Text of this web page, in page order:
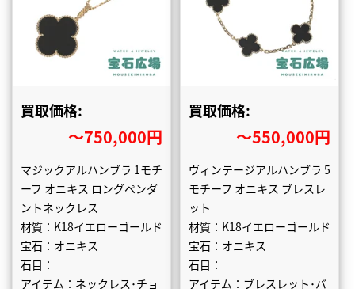
買取価格:
〜750,000円
マジックアルハンブラ 1モチ
ーフ オニキス ロングペンダ
ントネックレス
材質：K18イエローゴールド
宝石：オニキス
石目：
アイテム：ネックレス･チョ
買取価格:
〜550,000円
ヴィンテージアルハンブラ 5
モチーフ オニキス ブレスレ
ット
材質：K18イエローゴールド
宝石：オニキス
石目：
アイテム：ブレスレット･バ